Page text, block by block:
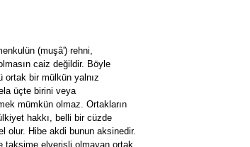
(muşâ') rehni,
caiz değildir. Böyle
ortak bir mülkün yalnız
üçte birini veya
mümkün olmaz. Ortakların
hakkı, belli bir cüzde
olur. Hibe akdi bunun aksinedir.
taksime elverişli olmayan ortak